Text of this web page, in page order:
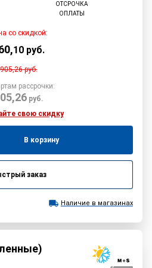
ОТСРОЧКА
ОПЛАТЫ
со скидкой:
,10 руб.
905,26руб.
рассрочки:
руб.
свою скидку
В корзину
заказ
Наличие в магазинах